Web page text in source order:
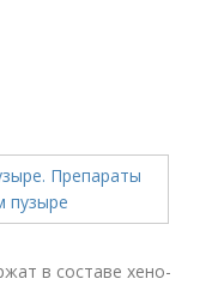
в составе хено-